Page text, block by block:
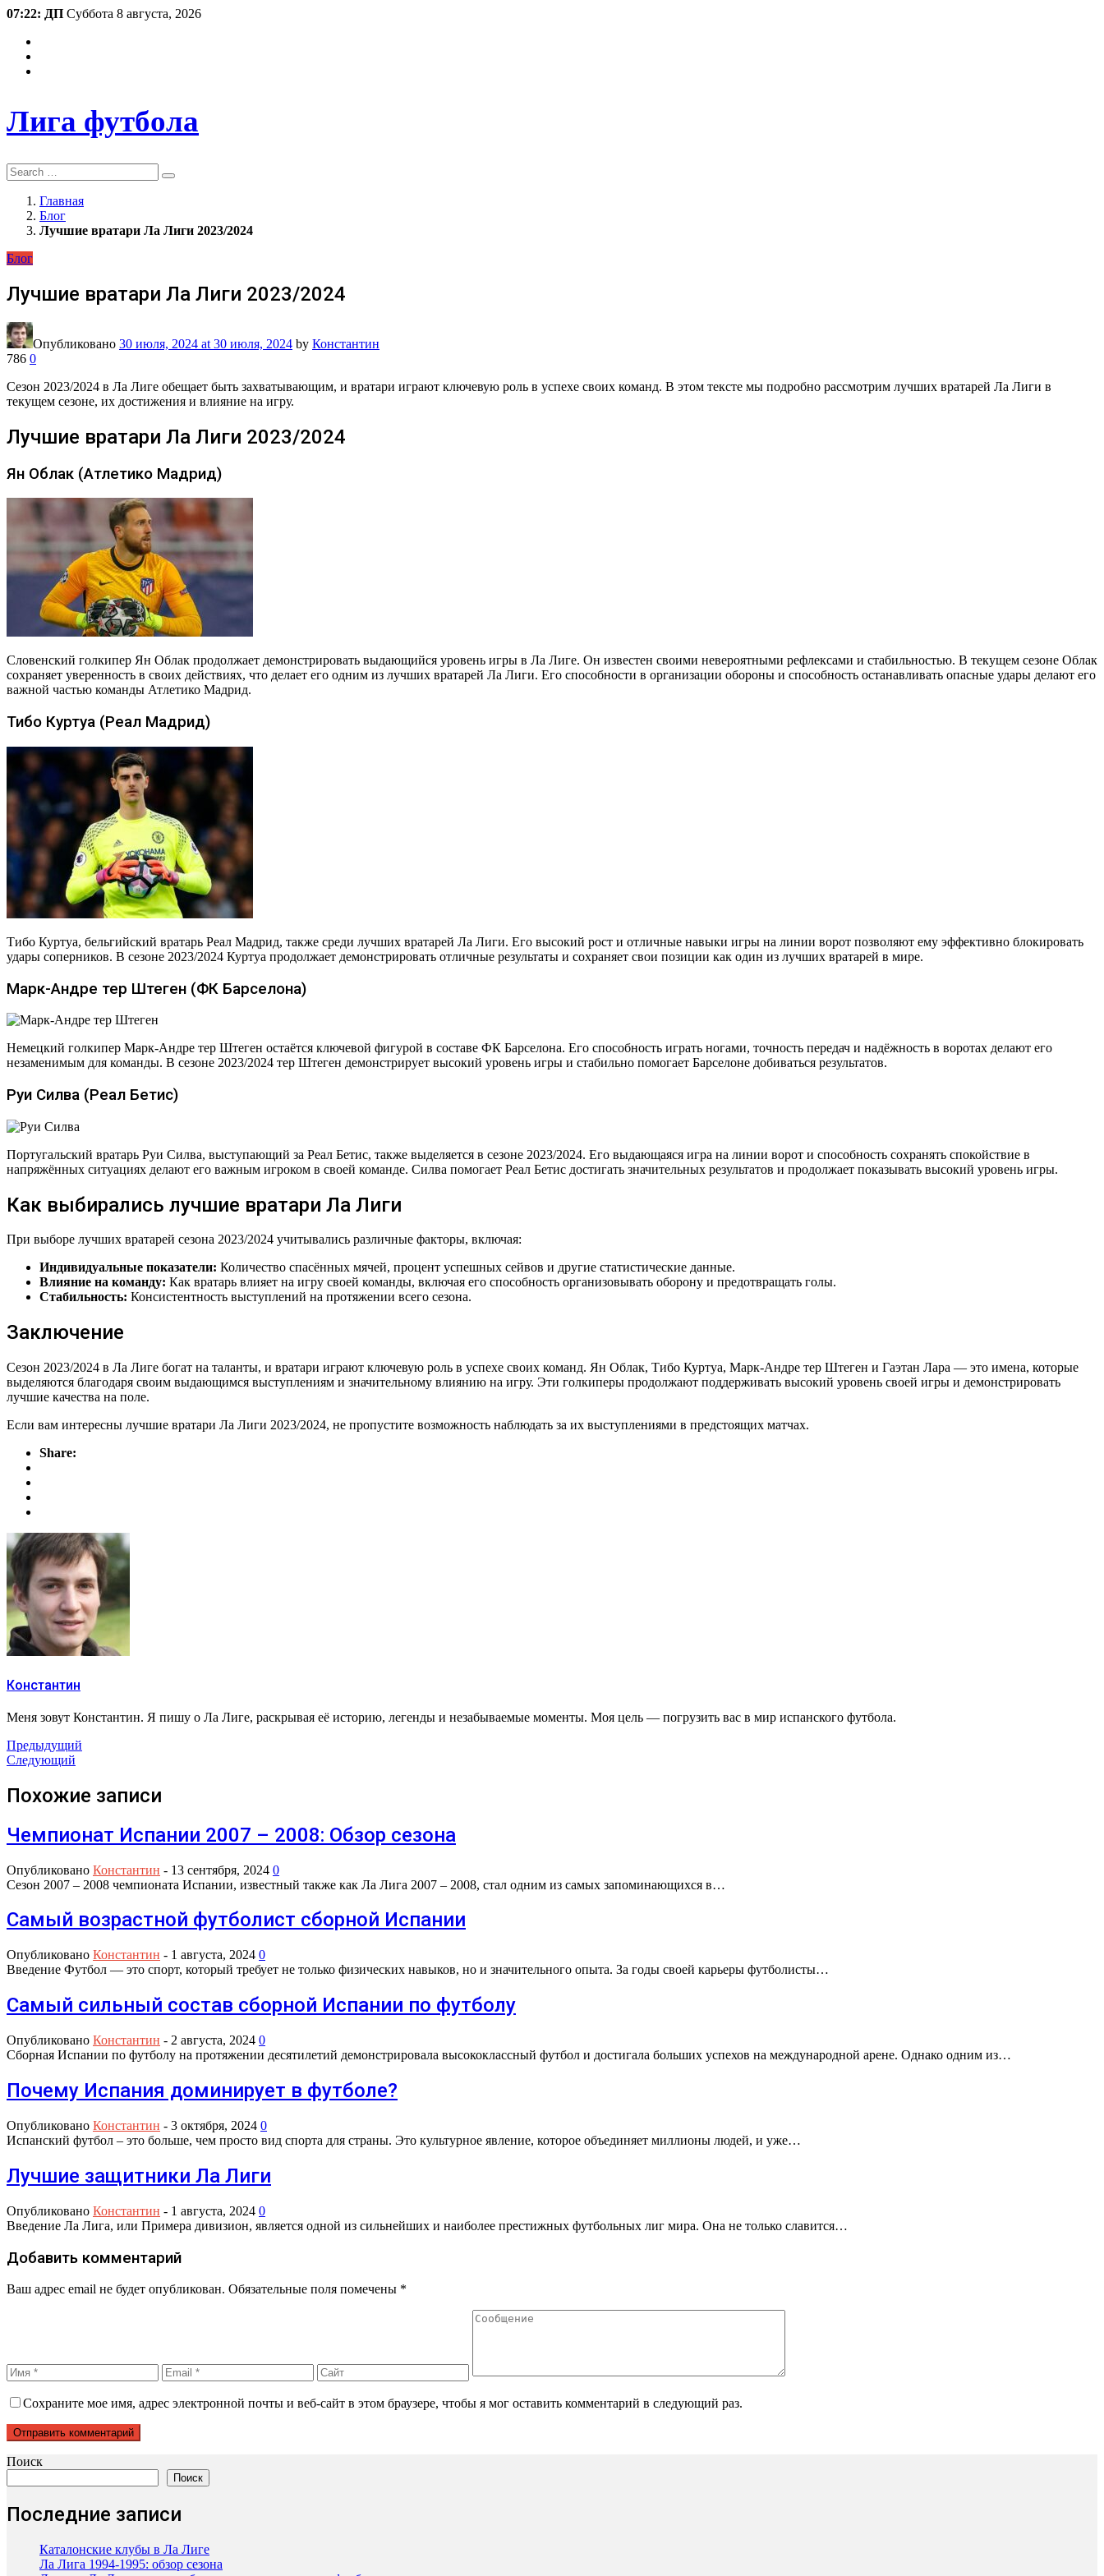
07:22: ДП Суббота 8 августа, 2026
Лига футбола
Search
Главная
Блог
Лучшие вратари Ла Лиги 2023/2024
Блог
Лучшие вратари Ла Лиги 2023/2024
Опубликовано 30 июля, 2024 at 30 июля, 2024 by Константин
786 0
Сезон 2023/2024 в Ла Лиге обещает быть захватывающим, и вратари играют ключевую роль в успехе своих команд. В этом тексте мы подробно рассмотрим лучших вратарей Ла Лиги в
текущем сезоне, их достижения и влияние на игру.
Лучшие вратари Ла Лиги 2023/2024
Ян Облак (Атлетико Мадрид)
Словенский голкипер Ян Облак продолжает демонстрировать выдающийся уровень игры в Ла Лиге. Он известен своими невероятными рефлексами и стабильностью. В текущем сезоне Облак
сохраняет уверенность в своих действиях, что делает его одним из лучших вратарей Ла Лиги. Его способности в организации обороны и способность останавливать опасные удары делают его
важной частью команды Атлетико Мадрид.
Тибо Куртуа (Реал Мадрид)
Тибо Куртуа, бельгийский вратарь Реал Мадрид, также среди лучших вратарей Ла Лиги. Его высокий рост и отличные навыки игры на линии ворот позволяют ему эффективно блокировать
удары соперников. В сезоне 2023/2024 Куртуа продолжает демонстрировать отличные результаты и сохраняет свои позиции как один из лучших вратарей в мире.
Марк-Андре тер Штеген (ФК Барселона)
Немецкий голкипер Марк-Андре тер Штеген остаётся ключевой фигурой в составе ФК Барселона. Его способность играть ногами, точность передач и надёжность в воротах делают его
незаменимым для команды. В сезоне 2023/2024 тер Штеген демонстрирует высокий уровень игры и стабильно помогает Барселоне добиваться результатов.
Руи Силва (Реал Бетис)
Португальский вратарь Руи Силва, выступающий за Реал Бетис, также выделяется в сезоне 2023/2024. Его выдающаяся игра на линии ворот и способность сохранять спокойствие в
напряжённых ситуациях делают его важным игроком в своей команде. Силва помогает Реал Бетис достигать значительных результатов и продолжает показывать высокий уровень игры.
Как выбирались лучшие вратари Ла Лиги
При выборе лучших вратарей сезона 2023/2024 учитывались различные факторы, включая:
Индивидуальные показатели: Количество спасённых мячей, процент успешных сейвов и другие статистические данные.
Влияние на команду: Как вратарь влияет на игру своей команды, включая его способность организовывать оборону и предотвращать голы.
Стабильность: Консистентность выступлений на протяжении всего сезона.
Заключение
Сезон 2023/2024 в Ла Лиге богат на таланты, и вратари играют ключевую роль в успехе своих команд. Ян Облак, Тибо Куртуа, Марк-Андре тер Штеген и Гаэтан Лара — это имена, которые
выделяются благодаря своим выдающимся выступлениям и значительному влиянию на игру. Эти голкиперы продолжают поддерживать высокий уровень своей игры и демонстрировать
лучшие качества на поле.
Если вам интересны лучшие вратари Ла Лиги 2023/2024, не пропустите возможность наблюдать за их выступлениями в предстоящих матчах.
Share:
Константин
Меня зовут Константин. Я пишу о Ла Лиге, раскрывая её историю, легенды и незабываемые моменты. Моя цель — погрузить вас в мир испанского футбола.
Предыдущий
Следующий
Похожие записи
Чемпионат Испании 2007 – 2008: Обзор сезона
Опубликовано Константин - 13 сентября, 2024 0
Сезон 2007 – 2008 чемпионата Испании, известный также как Ла Лига 2007 – 2008, стал одним из самых запоминающихся в…
Самый возрастной футболист сборной Испании
Опубликовано Константин - 1 августа, 2024 0
Введение Футбол — это спорт, который требует не только физических навыков, но и значительного опыта. За годы своей карьеры футболисты…
Самый сильный состав сборной Испании по футболу
Опубликовано Константин - 2 августа, 2024 0
Сборная Испании по футболу на протяжении десятилетий демонстрировала высококлассный футбол и достигала больших успехов на международной арене. Однако одним из…
Почему Испания доминирует в футболе?
Опубликовано Константин - 3 октября, 2024 0
Испанский футбол – это больше, чем просто вид спорта для страны. Это культурное явление, которое объединяет миллионы людей, и уже…
Лучшие защитники Ла Лиги
Опубликовано Константин - 1 августа, 2024 0
Введение Ла Лига, или Примера дивизион, является одной из сильнейших и наиболее престижных футбольных лиг мира. Она не только славится…
Добавить комментарий
Ваш адрес email не будет опубликован. Обязательные поля помечены *
Сохраните мое имя, адрес электронной почты и веб-сайт в этом браузере, чтобы я мог оставить комментарий в следующий раз.
Поиск
Поиск
Последние записи
Каталонские клубы в Ла Лиге
Ла Лига 1994-1995: обзор сезона